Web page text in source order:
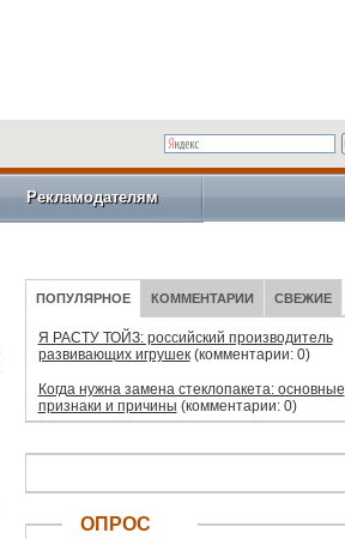
Рекламодателям
ПОПУЛЯРНОЕ КОММЕНТАРИИ СВЕЖИЕ
Я РАСТУ ТОЙЗ: российский производитель
развивающих игрушек(комментарии: 0)
Когда нужна замена стеклопакета: основные
признаки и причины (комментарии: 0)
ОПРОС